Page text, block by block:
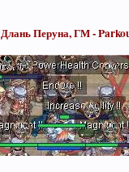
Длань Перуна, ГМ -